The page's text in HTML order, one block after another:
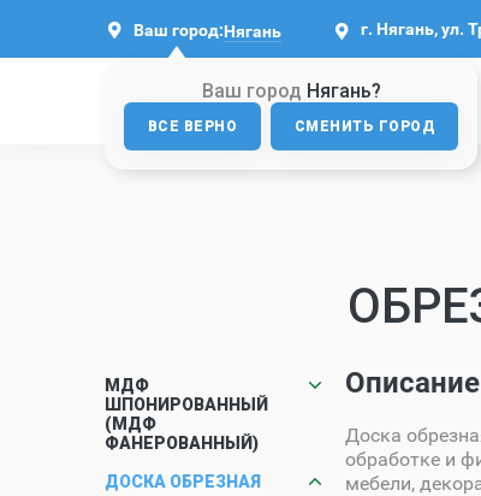
Ваш город:Нягань
Ваш город Нягань?
ВСЕ ВЕРНО СМЕНИТЬ ГОРОД
г. Нягань, ул.
МДФ
ШПОНИРОВАННЫЙ
(МДФ
ФАНЕРОВАННЫЙ)
ДОСКА ОБРЕЗНАЯ
Доска
обработке и
мебели,